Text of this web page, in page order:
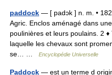
paddock — [ padɔk ] n. m. •
Agric. Enclos aménagé dans
poulinières et leurs poulains. 2
laquelle les chevaux sont
se… …
Encyclopédie Universelle
Paddock — est un terme d